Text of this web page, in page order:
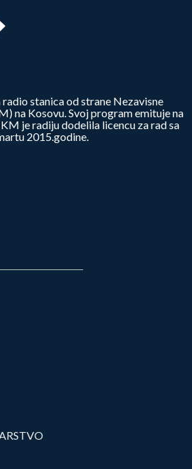
stanica od strane Nezavisne
na Kosovu. Svoj program emituje na
je radiju dodelila licencu za rad sa
2015.godine.